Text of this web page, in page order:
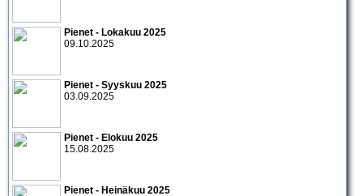
Pienet - Lokakuu 2025
09.10.2025
Pienet - Syyskuu 2025
03.09.2025
Pienet - Elokuu 2025
15.08.2025
Pienet - Heinäkuu 2025